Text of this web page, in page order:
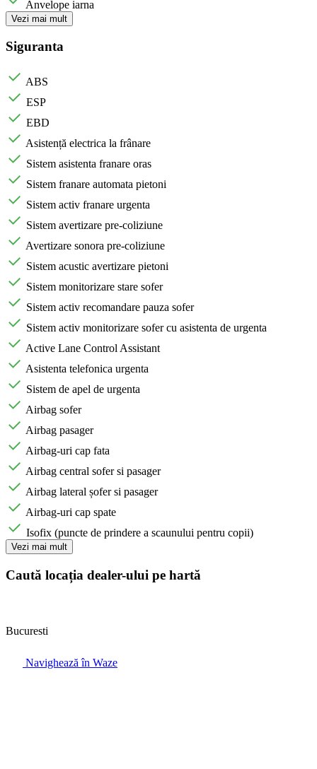
Anvelope iarna
Vezi mai mult
Siguranta
ABS
ESP
EBD
Asistență electrica la frânare
Sistem asistenta franare oras
Sistem franare automata pietoni
Sistem activ franare urgenta
Sistem avertizare pre-coliziune
Avertizare sonora pre-coliziune
Sistem acustic avertizare pietoni
Sistem monitorizare stare sofer
Sistem activ recomandare pauza sofer
Sistem activ monitorizare sofer cu asistenta de urgenta
Active Lane Control Assistant
Asistenta telefonica urgenta
Sistem de apel de urgenta
Airbag sofer
Airbag pasager
Airbag-uri cap fata
Airbag central sofer si pasager
Airbag lateral șofer si pasager
Airbag-uri cap spate
Isofix (puncte de prindere a scaunului pentru copii)
Vezi mai mult
Caută locația dealer-ului pe hartă
Bucuresti
Navighează în Waze